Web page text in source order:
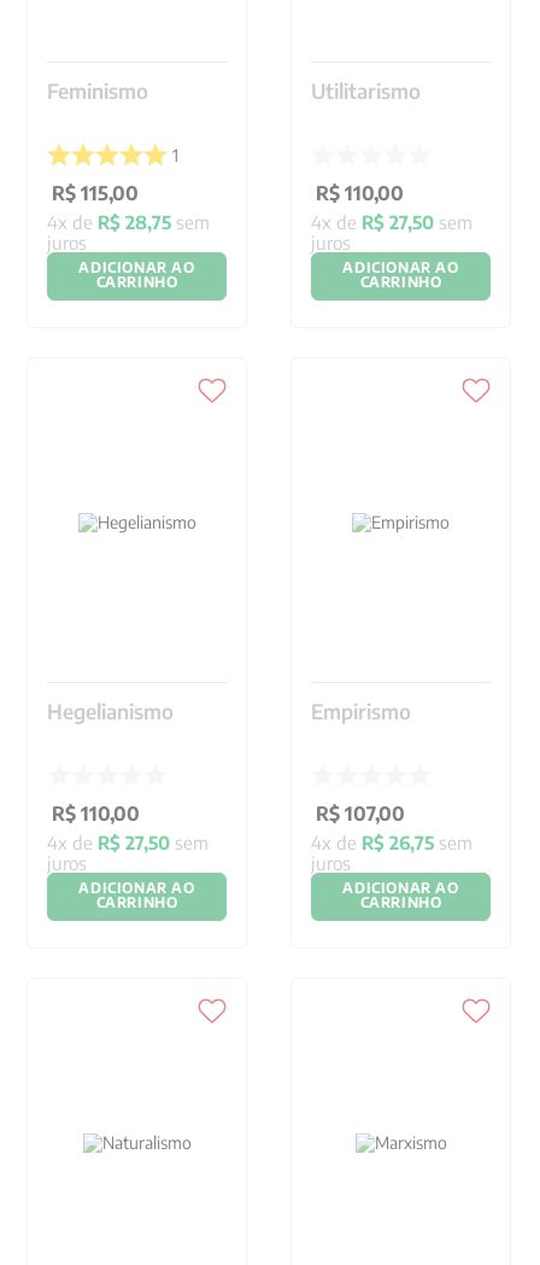
Feminismo
1
R$ 115,00
4x de R$ 28,75 sem
juros
ADICIONAR AO
CARRINHO
Utilitarismo
R$ 110,00
4x de R$ 27,50 sem
juros
ADICIONAR AO
CARRINHO
Hegelianismo
R$ 110,00
4x de R$ 27,50 sem
juros
ADICIONAR AO
CARRINHO
Empirismo
R$ 107,00
4x de R$ 26,75 sem
juros
ADICIONAR AO
CARRINHO